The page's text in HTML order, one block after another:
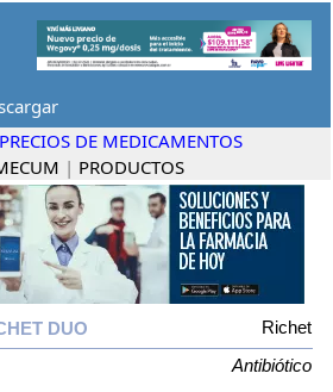
PRECIOS DE MEDICAMENTOS
| PRODUCTOS
DUO
Richet
Antibiótico